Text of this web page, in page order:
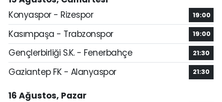
Konyaspor - Rizespor
19:00
Kasımpaşa - Trabzonspor 19:00
Gençlerbirliği S.K. - Fenerbahçe 21:30
Gaziantep FK - Alanyaspor 21:30
16 Ağustos, Pazar